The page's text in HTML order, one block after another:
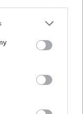
τη
ΚΑΤΗΓΟΡΊΑ